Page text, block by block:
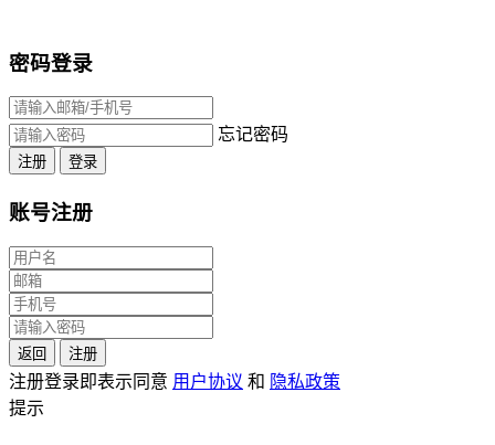
密码登录
忘记密码
注册 登录
账号注册
返回 注册
注册登录即表示同意 用户协议 和 隐私政策
提示